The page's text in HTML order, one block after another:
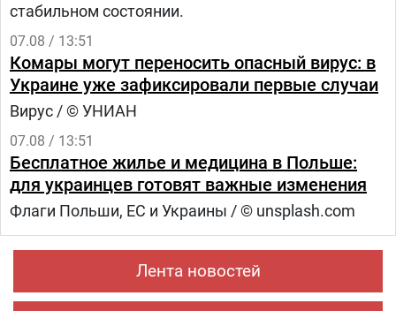
стабильном состоянии.
07.08 / 13:51
Комары могут переносить опасный вирус: в
Украине уже зафиксировали первые случаи
Вирус / © УНИАН
07.08 / 13:51
Бесплатное жилье и медицина в Польше:
для украинцев готовят важные изменения
Флаги Польши, ЕС и Украины / © unsplash.com
Лента новостей